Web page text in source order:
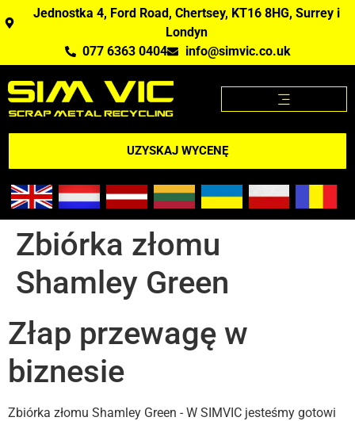
Jednostka 4, Ford Road, Chertsey, KT16 8HG, Surrey i
Londyn
077 6363 0404
info@simvic.co.uk
UZYSKAJ WYCENĘ
Zbiórka złomu
Shamley Green
Złap przewagę w
biznesie
Zbiórka złomu Shamley Green - W SIMVIC jesteśmy gotowi